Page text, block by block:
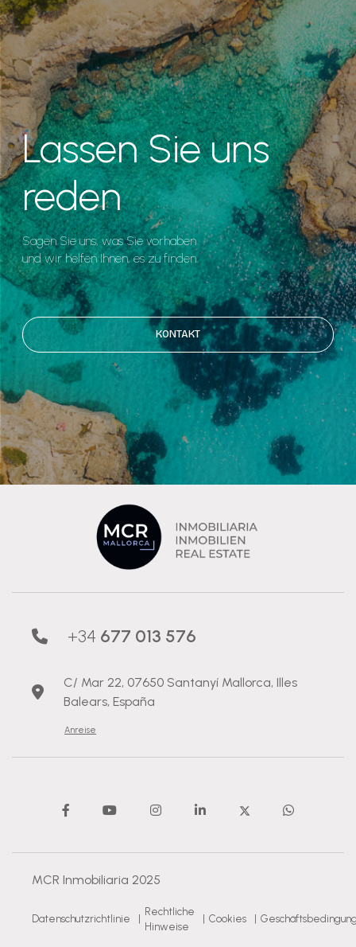
Lassen Sie uns
reden
Sagen Sie uns, was Sie vorhaben
und wir helfen Ihnen, es zu finden.
KONTAKT
+34 677 013 576
C/ Mar 22, 07650 Santanyí Mallorca, Illes
Balears, España
Anreise
MCR Inmobiliaria 2025
Datenschutzrichtlinie
Rechtliche
Hinweise
Cookies